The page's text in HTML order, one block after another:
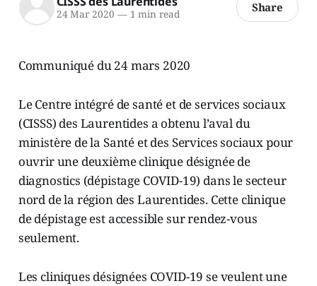
24 Mar 2020 —1 min read Share
Communiqué du 24 mars 2020
Le Centre intégré de santé et de services sociaux
(CISSS) des Laurentides a obtenu l’aval du
ministère de la Santé et des Services sociaux pour
ouvrir une deuxième clinique désignée de
diagnostics (dépistage COVID-19) dans le secteur
nord de la région des Laurentides. Cette clinique
de dépistage est accessible sur rendez-vous
seulement.
Les cliniques désignées COVID-19 se veulent une